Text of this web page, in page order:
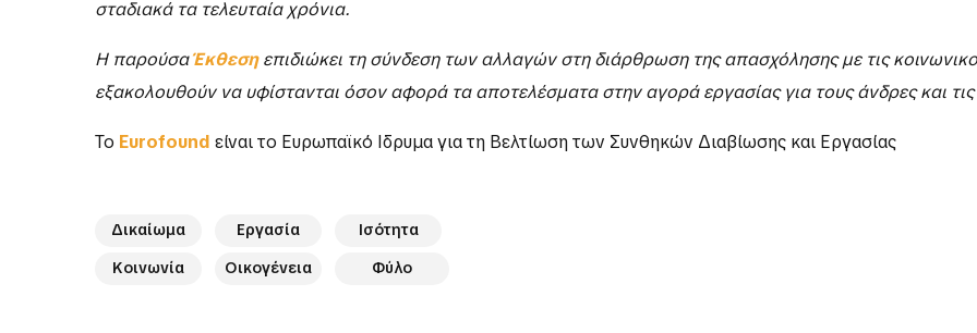
Επίσης οι επιδόσεις των γυναικών υπερτερούν έναντι των ανδρών στον τομέα της εκπαίδευσης.
Παρά τις σχετικά ευνοϊκές αυτές εξελίξεις, το χάσμα μεταξύ των φύλων στους τομείς της απασχόλησης
σταδιακά τα τελευταία χρόνια.
Η παρούσαΈκθεσηεπιδιώκει τη σύνδεση των αλλαγών στη διάρθρωση της απασχόλησης με τις
ΤοEurofound είναι το Ευρωπαϊκό Ιδρυμα για τη Βελτίωση των Συνθηκών Διαβίωσης και Εργασίας